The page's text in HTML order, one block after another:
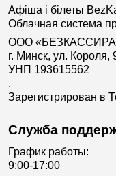
Афіша і білеты
Облачная система
ООО «БЕЗКАССИРА
г. Минск, ул. Короля,
УНП 193615562
.
Зарегистрирован в
Служба
График работы:
9:00-17:00